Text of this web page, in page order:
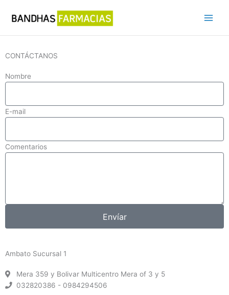
CONTÁCTANOS
Nombre
E-mail
Comentarios
Envíar
Ambato Sucursal 1
Mera 359 y Bolivar Multicentro Mera of 3 y 5
032820386 - 0984294506